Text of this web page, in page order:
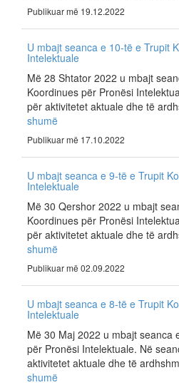
Publikuar më 19.12.2022
U mbajt seanca e 10-të e Trupit
Intelektuale
Më 28 Shtator 2022 u mbajt
Koordinues për Pronësi
për aktivitetet aktuale dhe të
shumë
Publikuar më 17.10.2022
U mbajt seanca e 9-të e Trupit
Intelektuale
Më 30 Qershor 2022 u mbajt
Koordinues për Pronësi
për aktivitetet aktuale dhe të
shumë
Publikuar më 02.09.2022
U mbajt seanca e 8-të e Trupit
Intelektuale
Më 30 Maj 2022 u mbajt seanca
për Pronësi Intelektuale. Në
aktivitetet aktuale dhe të
shumë